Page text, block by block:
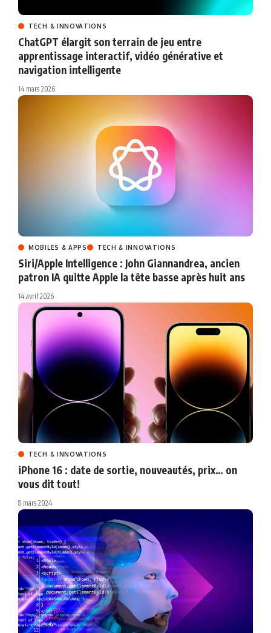
TECH & INNOVATIONS
ChatGPT élargit son terrain de jeu entre
apprentissage interactif, vidéo générative et
navigation intelligente
14 mars 2026
MOBILES & APPS TECH & INNOVATIONS
Siri/Apple Intelligence : John Giannandrea, ancien
patron IA quitte Apple la tête basse après huit ans
14 avril 2026
TECH & INNOVATIONS
iPhone 16 : date de sortie, nouveautés, prix… on
vous dit tout!
8 mars 2024